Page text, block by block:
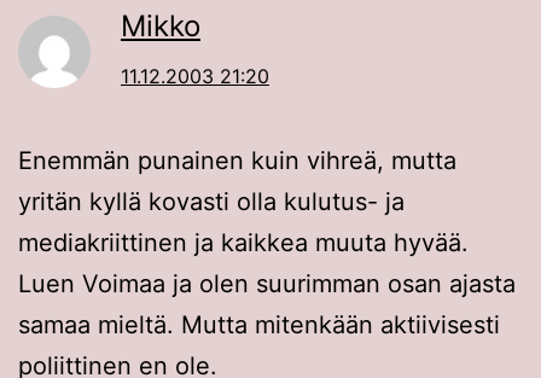
Mikko
11.12.2003 21:20
Enemmän punainen kuin vihreä, mutta
yritän kyllä kovasti olla kulutus- ja
mediakriittinen ja kaikkea muuta hyvää.
Luen Voimaa ja olen suurimman osan ajasta
samaa mieltä. Mutta mitenkään aktiivisesti
poliittinen en ole.